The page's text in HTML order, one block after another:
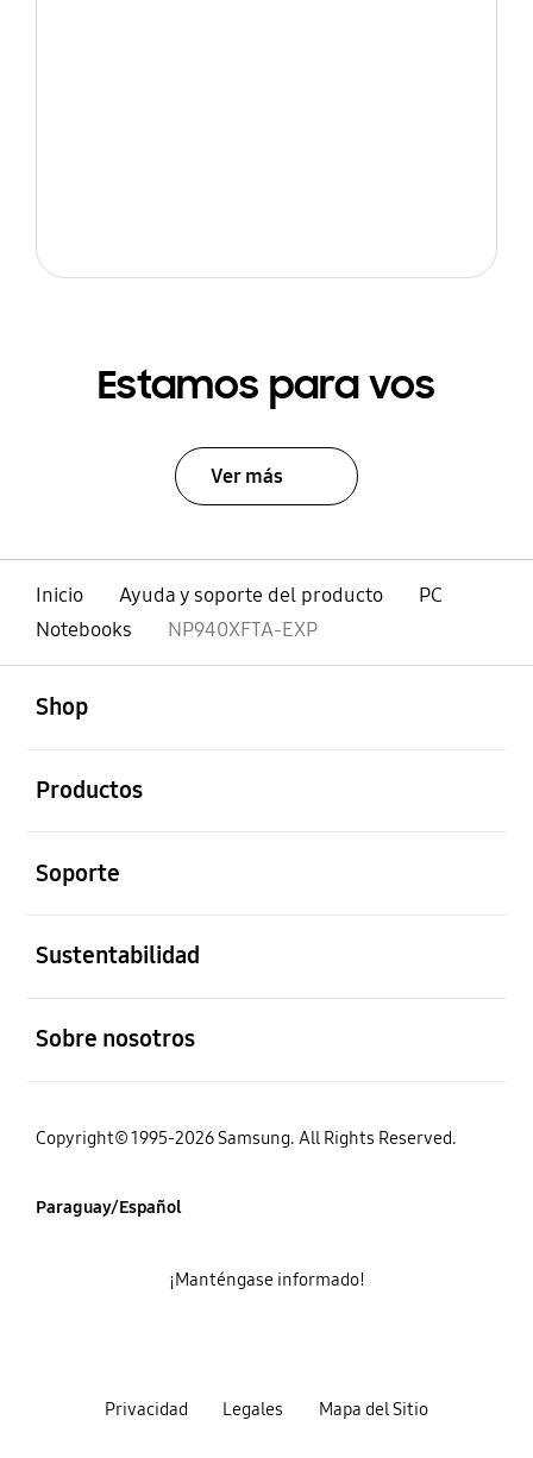
Estamos para vos
Ver más
Inicio Ayuda y soporte del producto
PC
Notebooks
NP940XFTA-EXP
Shop
Productos
Soporte
Sustentabilidad
Sobre nosotros
Copyright© 1995-2026 Samsung. All Rights Reserved.
Paraguay/Español
Privacidad Legales Mapa del Sitio
¡Manténgase informado!